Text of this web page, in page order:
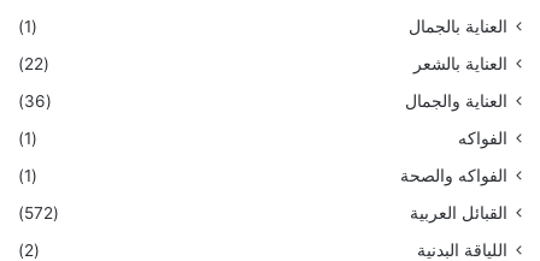
العناية بالجمال
(1)
العناية بالشعر
(22)
العناية والجمال
(36)
الفواكه
(1)
الفواكه والصحة
(1)
القبائل العربية
(572)
اللياقة البدنية
(2)